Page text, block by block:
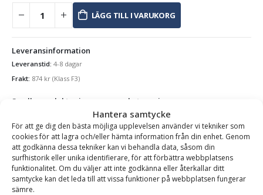
Hantera samtycke
För att ge dig den bästa möjliga upplevelsen använder vi tekniker som
cookies för att lagra och/eller hämta information från din enhet. Genom
att godkänna dessa tekniker kan vi behandla data, såsom din
surfhistorik eller unika identifierare, för att förbättra webbplatsens
funktionalitet. Om du väljer att inte godkänna eller återkallar ditt
samtycke kan det leda till att vissa funktioner på webbplatsen fungerar
sämre.
LÄGG TILL I VARUKORG
Leveransinformation
Leveranstid: 4-8 dagar
Frakt: 874 kr (Klass F3)
Se alla produkter inom samma kategori
BESKRIVNING